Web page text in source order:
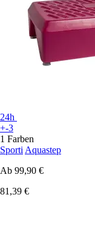
24h
+-3
1 Farben
Sporti Aquastep
Ab 99,90 €
81,39 €